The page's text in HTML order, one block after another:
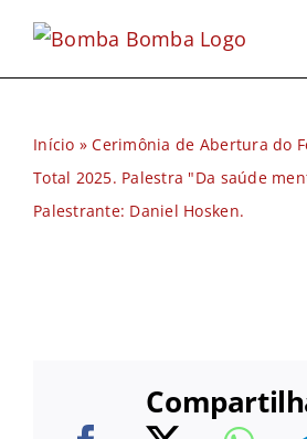
para
o
Início »Cerimônia de Abertura do
Total 2025. Palestra "Da saúde
Palestrante: Daniel Hosken.